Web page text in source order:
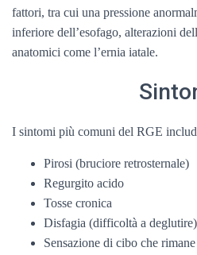
fattori, tra cui una pressione
inferiore dell’esofago, alterazioni
anatomici come l’ernia iatale.
I sintomi più comuni del RGE
Pirosi (bruciore retrosternale)
Regurgito acido
Tosse cronica
Disfagia (difficoltà a deglutire)
Sensazione di cibo che